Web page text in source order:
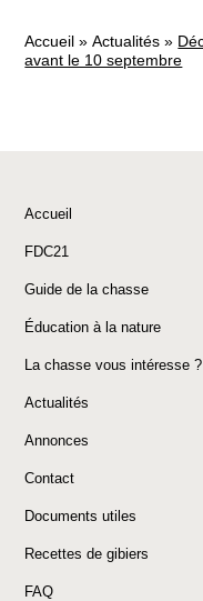
Accueil »Actualités »
avant le 10 septembre
Accueil
FDC21
Guide de la chasse
Éducation à la nature
La chasse vous intéresse ?
Actualités
Annonces
Contact
Documents utiles
Recettes de gibiers
FAQ